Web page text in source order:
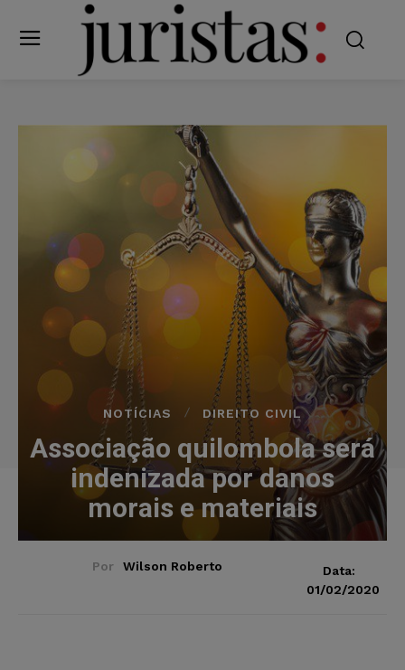
NOTÍCIAS DIREITO CIVIL
Associação quilombola será
indenizada por danos
morais e materiais
Por Wilson Roberto
Data:
01/02/2020